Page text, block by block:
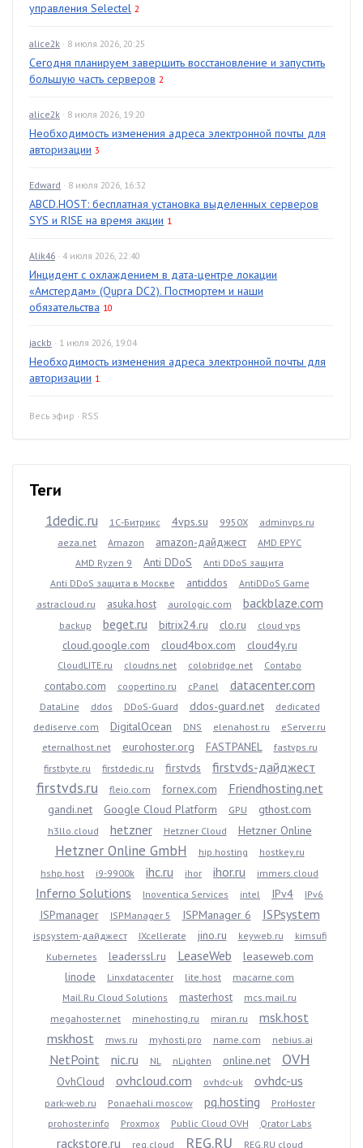
управления Selectel 2
alice2k · 8 июля 2026, 20:25
Сегодня планируем завершить восстановление и запустить
большую часть серверов 2
alice2k · 8 июля 2026, 19:20
Необходимость изменения адреса электронной почты для
авторизации 3
Edward · 8 июля 2026, 16:32
ABCD.HOST: бесплатная установка выделенных серверов
SYS и RISE на время акции 1
Alik46 · 4 июля 2026, 22:40
Инцидент с охлаждением в дата-центре локации
«Амстердам» (Qupra DC2). Постмортем и наши
обязательства 10
jackb · 1 июля 2026, 19:04
Необходимость изменения адреса электронной почты для
авторизации 1
Весь эфир · RSS
Теги
1dedic.ru 1С-Битрикс 4vps.su 9950X
adminvps.ru
aeza.net
Amazon amazon-дайджест
AMD EPYC
AMD Ryzen 9
Anti DDoS
Anti DDoS защита
Anti DDoS защита в Москве
antiddos
AntiDDoS Game
astracloud.ru
asuka.host aurologic.com backblaze.com
backup beget.ru bitrix24.ru clo.ru cloud vps
cloud.google.com cloud4box.com cloud4y.ru
CloudLITE.ru cloudns.net colobridge.net Contabo
contabo.com coopertino.ru cPanel datacenter.com
DataLine ddos DDoS-Guard ddos-guard.net
dedicated
dediserve.com
DigitalOcean DNS elenahost.ru
eServer.ru
eternalhost.net
eurohoster.org FASTPANEL
fastvps.ru
firstbyte.ru
firstdedic.ru firstvds firstvds-дайджест
firstvds.ru fleio.com fornex.com Friendhosting.net
gandi.net Google Cloud Platform GPU gthost.com
h3llo.cloud hetzner Hetzner Cloud Hetzner Online
Hetzner Online GmbH hip.hosting
hostkey.ru
hshp.host
i9-9900k ihc.ru ihor ihor.ru immers.cloud
Inferno Solutions Inoventica Services intel IPv4 IPv6
ISPmanager ISPManager 5 ISPManager 6 ISPsystem
ispsystem-дайджест IXcellerate jino.ru keyweb.ru
kimsufi
Kubernetes
leaderssl.ru LeaseWeb
leaseweb.com
linode
Linxdatacenter lite.host
macarne.com
Mail.Ru Cloud Solutions
masterhost
mcs.mail.ru
megahoster.net
minehosting.ru miran.ru
msk.host
mskhost
mws.ru myhosti.pro name.com nebius.ai
NetPoint nic.ru NL nLighten online.net OVH
OvhCloud ovhcloud.com ovhdc-uk ovhdc-us
park-web.ru Ponaehali.moscow pq.hosting
ProHoster
prohoster.info
Proxmox Public Cloud OVH Qrator Labs
rackstore.ru reg.cloud REG.RU REG.RU cloud